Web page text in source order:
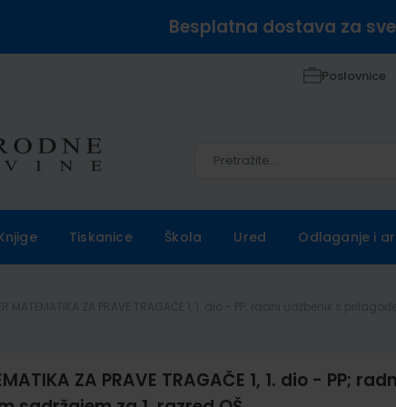
Besplatna dostava za
Poslovnice
Tiskanice Škola Ured Odlaganje i
ZA PRAVE TRAGAČE 1, 1. dio - PP;